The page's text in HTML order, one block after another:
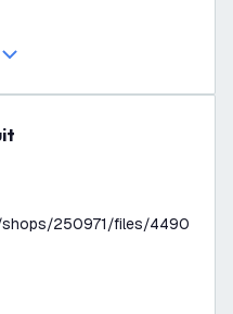
shops/250971/files/